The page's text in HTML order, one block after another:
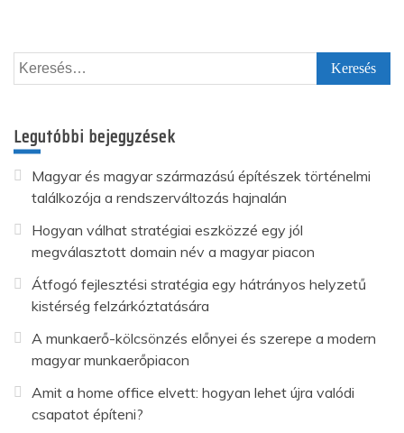
Keresés:
Legutóbbi bejegyzések
Magyar és magyar származású építészek történelmi
találkozója a rendszerváltozás hajnalán
Hogyan válhat stratégiai eszközzé egy jól
megválasztott domain név a magyar piacon
Átfogó fejlesztési stratégia egy hátrányos helyzetű
kistérség felzárkóztatására
A munkaerő-kölcsönzés előnyei és szerepe a modern
magyar munkaerőpiacon
Amit a home office elvett: hogyan lehet újra valódi
csapatot építeni?